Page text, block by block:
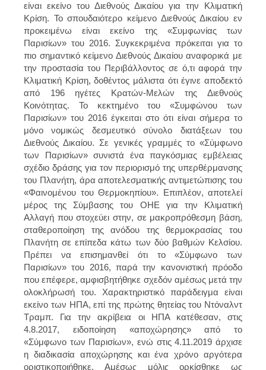
είναι εκείνο του Διεθνούς Δικαίου για την Κλιματική
Κρίση. Το σπουδαιότερο κείμενο Διεθνούς Δικαίου εν
προκειμένω είναι εκείνο της «Συμφωνίας των
Παρισίων» του 2016. Συγκεκριμένα πρόκειται για το
πιο σημαντικό κείμενο Διεθνούς Δικαίου αναφορικά με
την προστασία του Περιβάλλοντος σε ό,τι αφορά την
Κλιματική Κρίση, δοθέντος μάλιστα ότι έγινε αποδεκτό
από 196 ηγέτες Κρατών-Μελών της Διεθνούς
Κοινότητας. Το κεκτημένο του «Συμφώνου των
Παρισίων» του 2016 έγκειται στο ότι είναι σήμερα το
μόνο νομικώς δεσμευτικό σύνολο διατάξεων του
Διεθνούς Δικαίου. Σε γενικές γραμμές το «Σύμφωνο
των Παρισίων» συνιστά ένα παγκόσμιας εμβέλειας
σχέδιο δράσης για τον περιορισμό της υπερθέρμανσης
του Πλανήτη, άρα αποτελεσματικής αντιμετώπισης του
«Φαινομένου του Θερμοκηπίου». Επιπλέον, αποτελεί
μέρος της Σύμβασης του ΟΗΕ για την Κλιματική
Αλλαγή που στοχεύει στην, σε μακροπρόθεσμη βάση,
σταθεροποίηση της ανόδου της θερμοκρασίας του
Πλανήτη σε επίπεδα κάτω των δύο βαθμών Κελσίου.
Πρέπει να επισημανθεί ότι το «Σύμφωνο των
Παρισίων» του 2016, παρά την κανονιστική πρόοδο
που επέφερε, αμφισβητήθηκε σχεδόν αμέσως μετά την
ολοκλήρωσή του. Χαρακτηριστικό παράδειγμα είναι
εκείνο των ΗΠΑ, επί της πρώτης θητείας του Ντόναλντ
Τραμπ. Για την ακρίβεια οι ΗΠΑ κατέθεσαν, στις
4.8.2017, ειδοποίηση «αποχώρησης» από το
«Σύμφωνο των Παρισίων», ενώ στις 4.11.2019 άρχισε
η διαδικασία αποχώρησης και ένα χρόνο αργότερα
οριστικοποιήθηκε. Αμέσως μόλις ορκίσθηκε ως